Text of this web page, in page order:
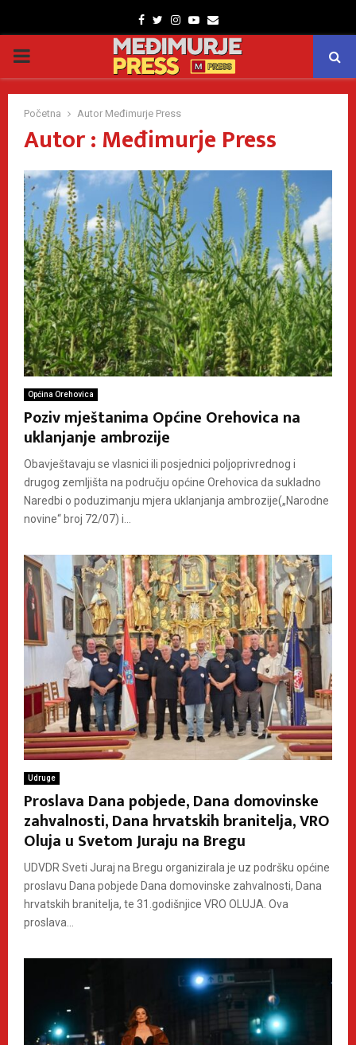
Facebook
TwitterInstagram
Youtube
Email
PRIMARY
MENU
Početna Autor Međimurje Press
Autor :Međimurje Press
Općina Orehovica
Poziv mještanima Općine Orehovica na
uklanjanje ambrozije
Obavještavaju se vlasnici ili posjednici poljoprivrednog i
drugog zemljišta na području općine Orehovica da sukladno
Naredbi o poduzimanju mjera uklanjanja ambrozije(„Narodne
novine“ broj 72/07) i...
Udruge
Proslava Dana pobjede, Dana domovinske
zahvalnosti, Dana hrvatskih branitelja, VRO
Oluja u Svetom Juraju na Bregu
UDVDR Sveti Juraj na Bregu organizirala je uz podršku općine
proslavu Dana pobjede Dana domovinske zahvalnosti, Dana
hrvatskih branitelja, te 31.godišnjice VRO OLUJA. Ova
proslava...